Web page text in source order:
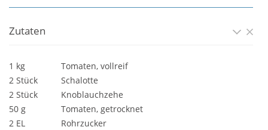
Zutaten
1 kg
Tomaten, vollreif
2 Stück
Schalotte
2 Stück
Knoblauchzehe
50 g
Tomaten, getrocknet
2 EL
Rohrzucker